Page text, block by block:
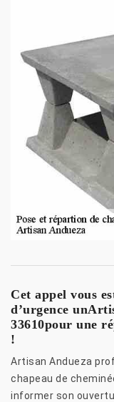
Cet appel vous
d’urgence
33610pour une
!
Artisan Andueza
chapeau de
informer son